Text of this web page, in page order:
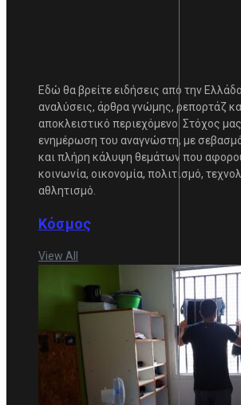
Εδώ θα βρείτε ειδήσεις από την
αναλύσεις, άρθρα γνώμης, ρεπορτάζ
αποκλειστικό περιεχόμενο. Στόχος
ενημέρωση του αναγνώστη, με
και πλήρη κάλυψη θεμάτων που
κοινωνία, οικονομία, πολιτισμό,
αθλητισμό.
Κόσμος
View All